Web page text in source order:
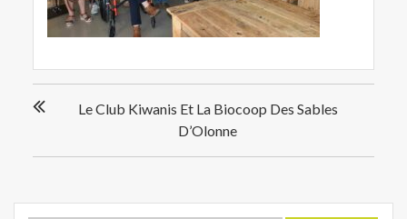
de
Le Club Kiwanis Et La Biocoop Des Sables
D’Olonne